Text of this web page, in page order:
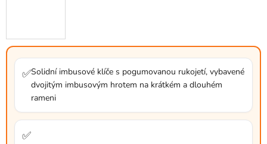
✅Solidní imbusové klíče s pogumovanou rukojetí, vybavené
dvojitým imbusovým hrotem na krátkém a dlouhém
rameni
✅